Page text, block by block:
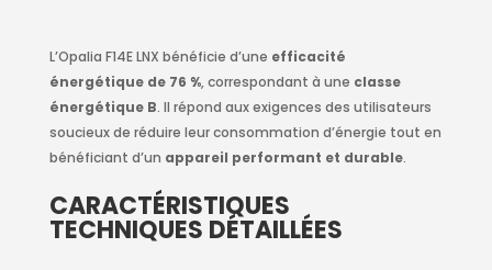
L’Opalia F14E LNX bénéficie d’une efficacité
énergétique de 76 %, correspondant à une classe
énergétique B. Il répond aux exigences des utilisateurs
soucieux de réduire leur consommation d’énergie tout en
bénéficiant d’un appareil performant et durable.
CARACTÉRISTIQUES
TECHNIQUES DÉTAILLÉES